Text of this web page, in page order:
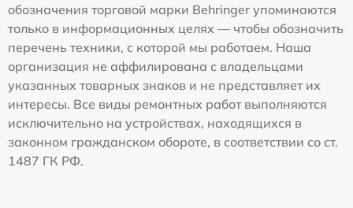
обозначения торговой марки Behringer упоминаются
только в информационных целях — чтобы обозначить
перечень техники, с которой мы работаем. Наша
организация не аффилирована с владельцами
указанных товарных знаков и не представляет их
интересы. Все виды ремонтных работ выполняются
исключительно на устройствах, находящихся в
законном гражданском обороте, в соответствии со ст.
1487 ГК РФ.